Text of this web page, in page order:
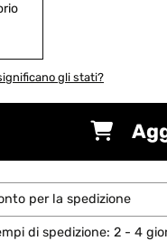
gli stati?
per la spedizione
di spedizione: 2 - 4